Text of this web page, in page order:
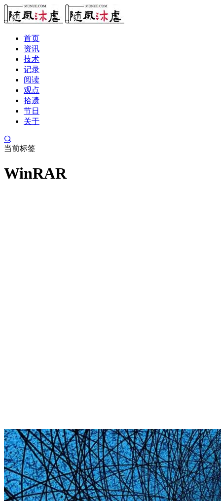
首页
资讯
技术
记录
阅读
观点
拾遗
节日
关于
当前标签
WinRAR